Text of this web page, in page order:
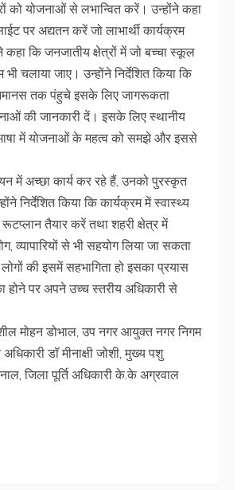
को योजनाओं से लभान्वित करें। उन्होंने कहा
पर अद्यतन करें जो लाभार्थी कार्यक्रम
कि जनजातीय क्षेत्रों में जो बच्चा स्कूल
चलाया जाए। उन्होंने निर्देशित किया कि
तक पंहुचे इसके लिए जागरूकता
की जानकारी दें। इसके लिए स्थानीय
में योजनाओं के महत्व को समझे और इससे
में अच्छा कार्य कर रहे हैं, उनको पुरस्कृत
निर्देशित किया कि कार्यक्रम में स्वास्थ्य
तैयार करें तथा शहरी क्षेत्र में
व्यापारियों से भी सहयोग लिया जा सकता
की इसमें सहभागिता हो इसका प्रयास
होने पर अपने उच्च स्तरीय अधिकारी से
मोहन डोभाल, उप नगर आयुक्त नगर निगम
डॉ मीनाक्षी जोशी, मुख्य पशु
जिला पूर्ति अधिकारी के.के अग्रवाल